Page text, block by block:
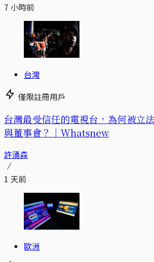
7 小時前
台灣
僅限註冊用戶
台灣最受信任的電視台，為何被立
與董事會？｜Whatsnew
許湧森
1 天前
歐洲